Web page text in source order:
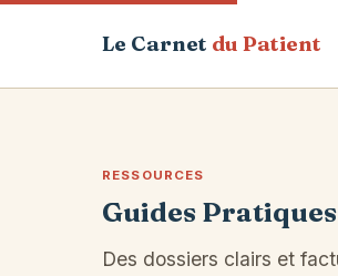
Le Carnet du Patient
RESSOURCES
Guides Pratiques
Des dossiers clairs et